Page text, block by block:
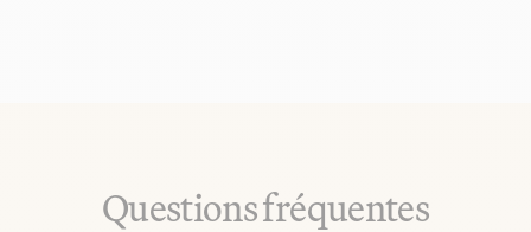
Questions fréquentes